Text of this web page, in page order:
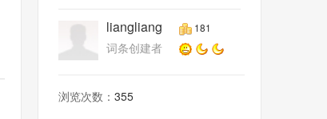
liangliang 181
词条创建者
浏览次数： 355